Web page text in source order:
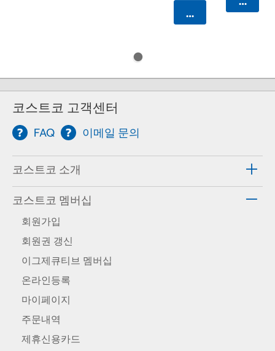
카트에 담기
코스트코 고객센터
FAQ 이메일 문의
코스트코 소개
코스트코 멤버십
회원가입
회원권 갱신
이그제큐티브 멤버십
온라인등록
마이페이지
주문내역
제휴신용카드